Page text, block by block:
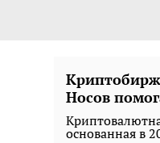
Носов
основанная в